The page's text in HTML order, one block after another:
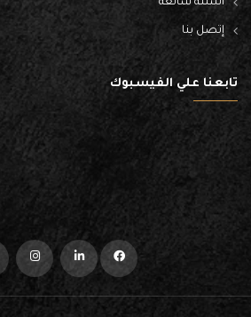
أسئلة شائعة
إتصل بنا
تابعنا علي الفيسبوك